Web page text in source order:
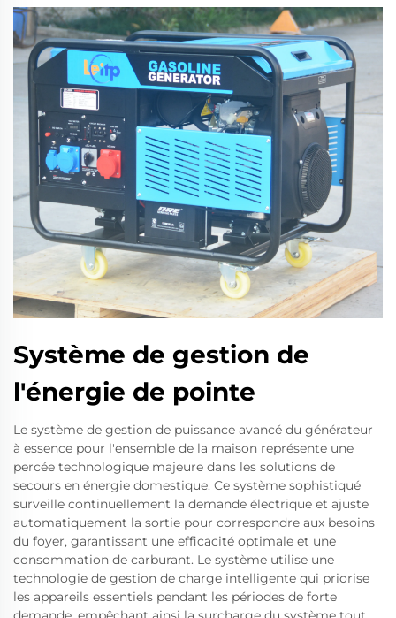
Système de gestion de
l'énergie de pointe
Le système de gestion de puissance avancé du générateur
à essence pour l'ensemble de la maison représente une
percée technologique majeure dans les solutions de
secours en énergie domestique. Ce système sophistiqué
surveille continuellement la demande électrique et ajuste
automatiquement la sortie pour correspondre aux besoins
du foyer, garantissant une efficacité optimale et une
consommation de carburant. Le système utilise une
technologie de gestion de charge intelligente qui priorise
les appareils essentiels pendant les périodes de forte